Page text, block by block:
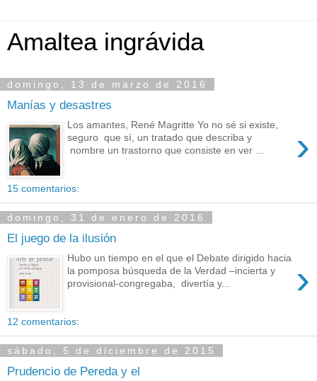
Amaltea ingrávida
domingo, 13 de marzo de 2016
Manías y desastres
›
Los amantes, René Magritte Yo no sé si existe,
seguro que sí, un tratado que describa y
nombre un trastorno que consiste en ver ...
15 comentarios:
domingo, 31 de enero de 2016
El juego de la ilusión
›
Hubo un tiempo en el que el Debate dirigido hacia
la pomposa búsqueda de la Verdad –incierta y
provisional-congregaba, divertía y...
12 comentarios:
sábado, 5 de diciembre de 2015
Prudencio de Pereda y el